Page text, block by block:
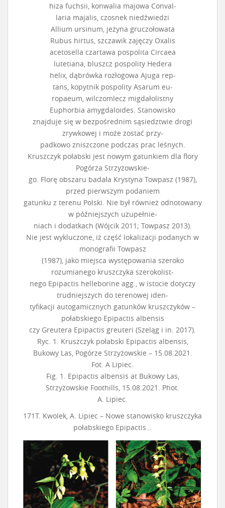
hiza fuchsii, konwalia majowa Conval-
laria majalis, czosnek niedźwiedzi
Allium ursinum, jeżyna gruczołowata
Rubus hirtus, szczawik zajęczy Oxalis
acetosella czartawa pospolita Circaea
lutetiana, bluszcz pospolity Hedera
helix, dąbrówka rozłogowa Ajuga rep-
tans, kopytnik pospolity Asarum eu-
ropaeum, wilczomlecz migdałolistny
Euphorbia amygdaloides. Stanowisko
znajduje się w bezpośrednim sąsiedztwie drogi
zrywkowej i może zostać przy-
padkowo zniszczone podczas prac leśnych.
Kruszczyk połabski jest nowym gatunkiem dla flory
Pogórza Strzyżowskie-
go. Florę obszaru badała Krystyna Towpasz (1987),
przed pierwszym podaniem
gatunku z terenu Polski. Nie był również odnotowany
w późniejszych uzupełnie-
niach i dodatkach (Wójcik 2011; Towpasz 2013).
Nie jest wykluczone, iż część lokalizacji podanych w
monografii Towpasz
(1987), jako miejsca występowania szeroko
rozumianego kruszczyka szerokolist-
nego Epipactis helleborine agg., w istocie dotyczy
trudniejszych do terenowej iden-
tyfikacji autogamicznych gatunków kruszczyków –
połabskiego Epipactis albensis
czy Greutera Epipactis greuteri (Szeląg i in. 2017).
Ryc. 1. Kruszczyk połabski Epipactis albensis,
Bukowy Las, Pogórze Strzyżowskie – 15.08.2021.
Fot. A Lipiec.
Fig. 1. Epipactis albensis at Bukowy Las,
Strzyżowskie Foothills, 15.08.2021. Phot.
A. Lipiec.
171T. Kwolek, A. Lipiec – Nowe stanowisko kruszczyka
połabskiego Epipactis…